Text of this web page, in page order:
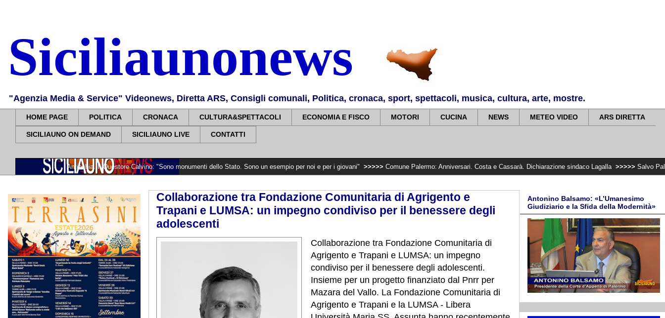
Siciliaunonews
"Agenzia Media & Service" Videonews, Diretta ARS, Consigli comunali, Politica, cronaca, sport, spettacoli, musica, cultura, arte, mostre.
HOME PAGE POLITICA CRONACA CULTURA&SPETTACOLI ECONOMIA E FISCO MOTORI CUCINA NEWS METEO VIDEO ARS DIRETTA
SICILIAUNO ON DEMAND SICILIAUNO LIVE CONTATTI
Antiochia. Il Questore Calvino: "Sono monumenti dello Stato. Sono un esempio per noi e per i giovani" >>>>> Comune Palermo: Anniversari. Costa e Cassarà. Dichiarazione sindaco Lagalla >>>>> Salvo Palazzolo
Collaborazione tra Fondazione Comunitaria di Agrigento e
Trapani e LUMSA: un impegno condiviso per il benessere degli
adolescenti
Collaborazione tra Fondazione Comunitaria di
Agrigento e Trapani e LUMSA: un impegno
condiviso per il benessere degli adolescenti.
Insieme per un progetto finanziato dal Pnrr per
Mazara del Vallo. La Fondazione Comunitaria di
Agrigento e Trapani e la LUMSA - Libera
Antonino Balsamo: «L’Umanesimo
Giudiziario e la Sfida della Modernità»